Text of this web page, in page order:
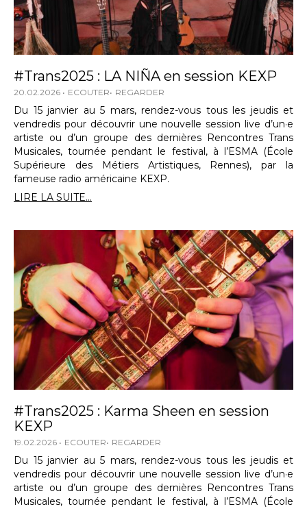
#Trans2025 : LA NIÑA en session KEXP
20.02.2026 ECOUTER REGARDER
Du 15 janvier au 5 mars, rendez-vous tous les jeudis et
vendredis pour découvrir une nouvelle session live d’un·e
artiste ou d’un groupe des dernières Rencontres Trans
Musicales, tournée pendant le festival, à l’ESMA (École
Supérieure des Métiers Artistiques, Rennes), par la
fameuse radio américaine KEXP.
LIRE LA SUITE...
#Trans2025 : Karma Sheen en session
KEXP
19.02.2026 ECOUTER REGARDER
Du 15 janvier au 5 mars, rendez-vous tous les jeudis et
vendredis pour découvrir une nouvelle session live d’un·e
artiste ou d’un groupe des dernières Rencontres Trans
Musicales, tournée pendant le festival, à l’ESMA (École